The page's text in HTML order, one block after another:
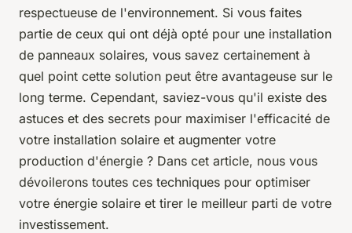
respectueuse de l'environnement. Si vous faites
partie de ceux qui ont déjà opté pour une installation
de panneaux solaires, vous savez certainement à
quel point cette solution peut être avantageuse sur le
long terme. Cependant, saviez-vous qu'il existe des
astuces et des secrets pour maximiser l'efficacité de
votre installation solaire et augmenter votre
production d'énergie ? Dans cet article, nous vous
dévoilerons toutes ces techniques pour optimiser
votre énergie solaire et tirer le meilleur parti de votre
investissement.